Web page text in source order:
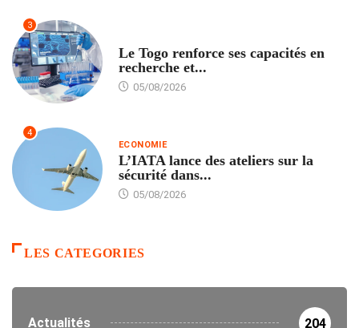
3
Le Togo renforce ses capacités en
recherche et...
05/08/2026
4
ECONOMIE
L’IATA lance des ateliers sur la
sécurité dans...
05/08/2026
LES CATEGORIES
Actualités 204